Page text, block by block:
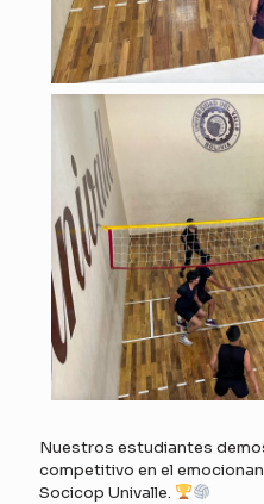
Nuestros estudiantes
competitivo en el
Socicop Univalle.